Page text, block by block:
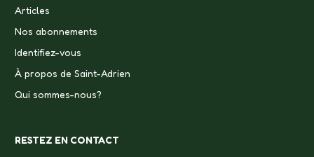
Articles
Nos abonnements
Identifiez-vous
À propos de Saint-Adrien
Qui sommes-nous?
RESTEZ EN CONTACT